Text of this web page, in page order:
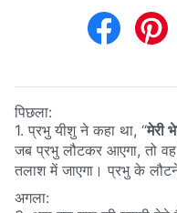
पिछला:
1. प्रभु यीशु ने कहा था, “मेरी
जब प्रभु लौटकर आएगा, तो
तलाश में जाएगा। प्रभु के
की तलाश करना महत्वपूर्ण है,
अगला: